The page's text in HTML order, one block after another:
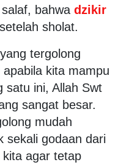
bahwa dzikir
sholat.
tergolong
kita mampu
satu ini, Allah Swt
sangat besar.
mudah
sekali godaan dari
agar tetap